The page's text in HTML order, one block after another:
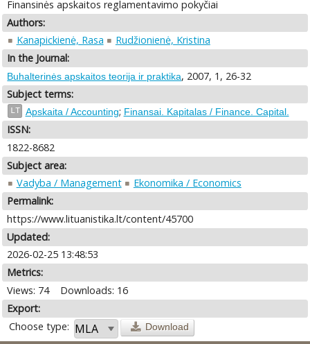
Finansinės apskaitos reglamentavimo pokyčiai
Authors:
Kanapickienė, Rasa
Rudžionienė, Kristina
In the Journal:
Buhalterinės apskaitos teorija ir praktika, 2007, 1, 26-32
Subject terms:
LT Apskaita / Accounting; Finansai. Kapitalas / Finance. Capital.
ISSN:
1822-8682
Subject area:
Vadyba / Management
Ekonomika / Economics
Permalink:
https://www.lituanistika.lt/content/45700
Updated:
2026-02-25 13:48:53
Metrics:
Views: 74
Downloads: 16
Export:
Choose type:
Download